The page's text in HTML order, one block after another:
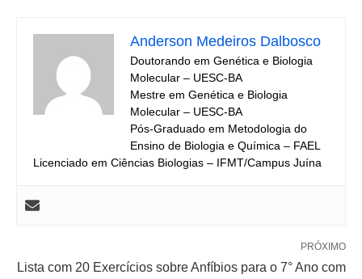
Anderson Medeiros Dalbosco
Doutorando em Genética e Biologia
Molecular – UESC-BA
Mestre em Genética e Biologia
Molecular – UESC-BA
Pós-Graduado em Metodologia do
Ensino de Biologia e Química – FAEL
Licenciado em Ciências Biologias – IFMT/Campus Juína
PRÓXIMO
Lista com 20 Exercícios sobre Anfíbios para o 7° Ano com